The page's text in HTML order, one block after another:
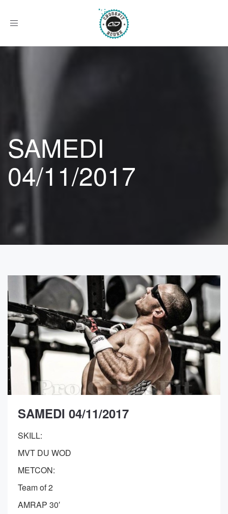
Afficher
SAMEDI
04/11/2017
SAMEDI 04/11/2017
SKILL:
MVT DU WOD
METCON:
Team of 2
AMRAP 30′